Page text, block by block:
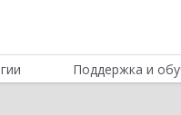
Поддержка и